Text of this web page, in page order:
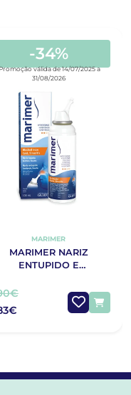
-34%
válida de 14/07/2025 a
31/08/2026
MARIMER
MARIMER NARIZ
ENTUPIDO E
MAR 100ML